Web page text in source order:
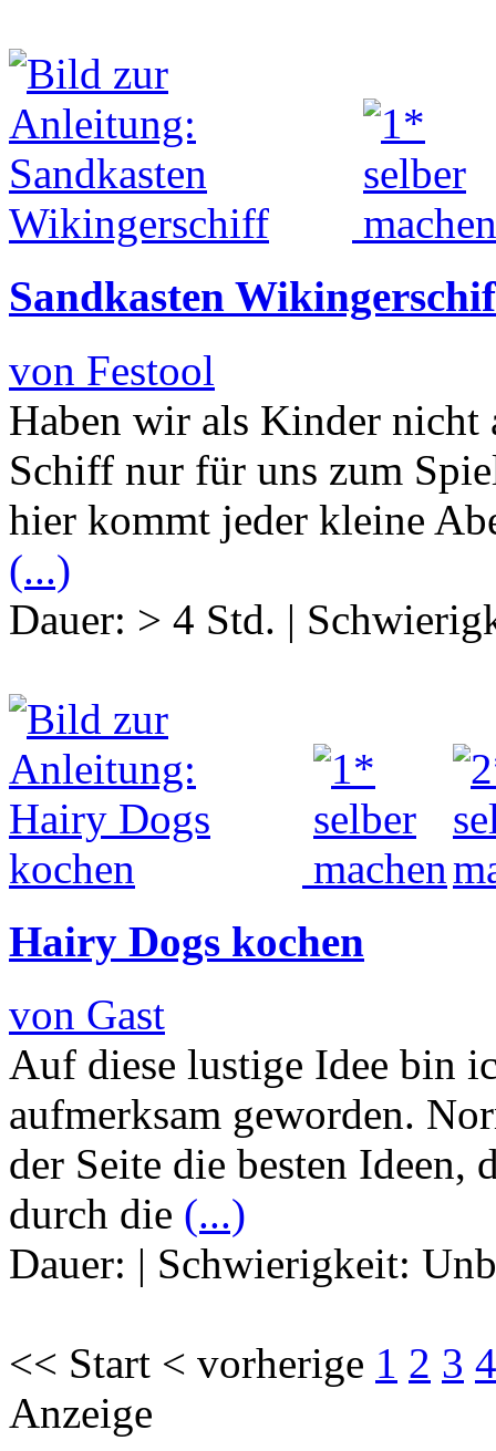
Sandkasten
von Festool
Haben wir als Kinder nicht
Schiff nur für uns zum
hier kommt jeder kleine
(...)
Dauer: > 4 Std. |
Hairy Dogs kochen
von Gast
Auf diese lustige Idee bin
aufmerksam geworden.
der Seite die besten Ideen,
durch die (...)
Dauer: | Schwierigkeit:
<< Start < vorherige 1 2 3 4
Anzeige